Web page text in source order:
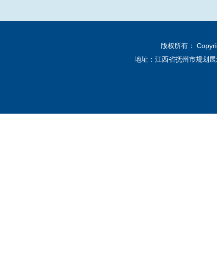
版权所有：
地址：江西省抚州市规划